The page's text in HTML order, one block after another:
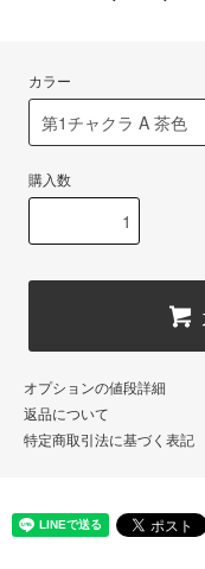
カラー
購入数
オプションの値段詳細
返品について
特定商取引法に基づく表記